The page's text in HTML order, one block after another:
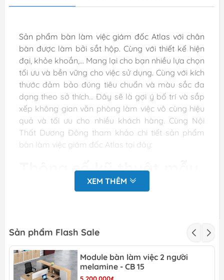
Sản phẩm bàn làm việc giám đốc Atlas với chân
bàn được làm bởi sắt hộp. Cùng với thiết kế hiện
đại, khỏe khoắn,... Mang lại cho bạn nhiều lựa chọn
tối ưu và bền vững cho việc sử dụng. Cùng với kích
thước đảm bảo đúng tiêu chuẩn và màu sắc đa
dạng theo sở thích... Đây sẽ là gợi ý bố trí và sắp
xếp không gian văn phòng làm việc vô cùng hiệu
quả và tối ưu cho nhiều khách hàng. Cùng Nội
Thất Dương Đông tham khảo chi tiết sản phẩm
bàn làm việc giám đốc Atlas tại đây:
Thông số kỹ thuật mẫu
bàn làm việc giám đốc
Kích
bàn
Mặt bàn: D1600 x R800 x C750 (mm) (
Kích thước có thể thay đổi tùy thuộc
theo yêu cầu khách hàng)
Kích
Tủ phụ kích thước: D750 x R400 x
XEM THÊM
Sản phẩm Flash Sale
Module bàn làm việc 2 người
melamine - CB 15